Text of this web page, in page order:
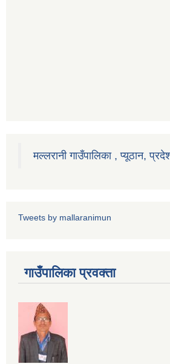
मल्लरानी गाउँपालिका , प्यूठान,
Tweets by mallaranimun
गाउँपालिका प्रवक्ता